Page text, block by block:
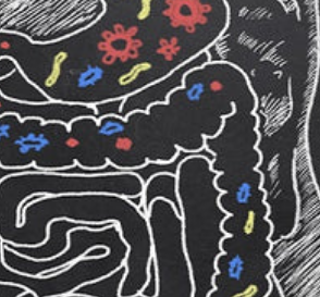
Best Seller
Erwteneiwit
Wei Eiwit Poeder